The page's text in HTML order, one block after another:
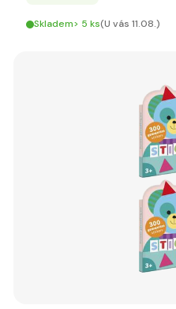
Skladem> 5 ks(U vás 11.08.)